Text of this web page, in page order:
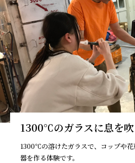
1300℃のガラスに息を
1300℃の溶けたガラスで、コップや
器を作る体験です。